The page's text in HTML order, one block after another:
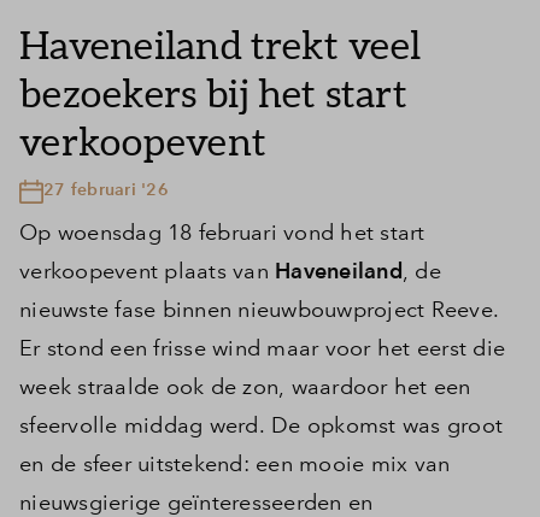
Haveneiland trekt veel
bezoekers bij het start
verkoopevent
27 februari '26
Op woensdag 18 februari vond het start
verkoopevent plaats van Haveneiland, de
nieuwste fase binnen nieuwbouwproject Reeve.
Er stond een frisse wind maar voor het eerst die
week straalde ook de zon, waardoor het een
sfeervolle middag werd. De opkomst was groot
en de sfeer uitstekend: een mooie mix van
nieuwsgierige geïnteresseerden en